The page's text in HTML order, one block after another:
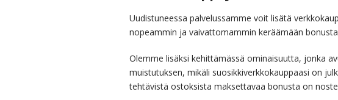
Uudistuneessa palvelussamme voit lisätä
nopeammin ja vaivattomammin keräämään
Olemme lisäksi kehittämässä ominaisuutta, jonka
muistutuksen, mikäli suosikkiverkkokauppaasi on
tehtävistä ostoksista maksettavaa bonusta on